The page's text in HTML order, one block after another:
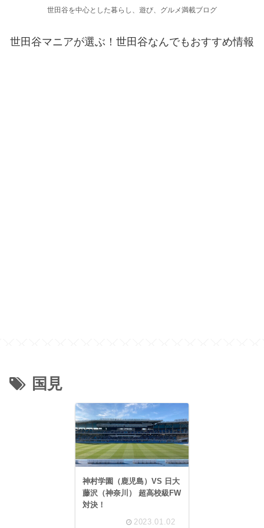
世田谷を中心とした暮らし、遊び、グルメ満載ブログ
世田谷マニアが選ぶ！世田谷なんでもおすすめ情報
国見
神村学園（鹿児島）VS 日大
藤沢（神奈川） 超高校級FW
対決！
2023.01.02